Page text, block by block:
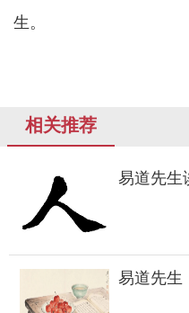
生。
相关推荐
易道先生
易道先生